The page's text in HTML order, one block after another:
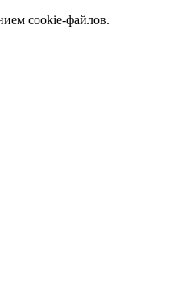
cookie-файлов.